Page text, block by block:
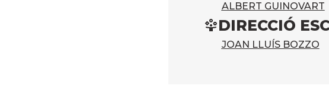
ALBERT GUINOVART
DIRECCIÓ
JOAN LLUÍS BOZZO